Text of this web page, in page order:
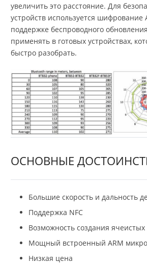
увеличить это расстояние. Для
устройств используется шифрование
поддержке беспроводного
применять в готовых устройствах,
быстро разобрать.
ОСНОВНЫЕ
Большие скорость и дальность
Поддержка NFC
Возможность создания ячеистых
Мощный встроенный ARM
Низкая цена